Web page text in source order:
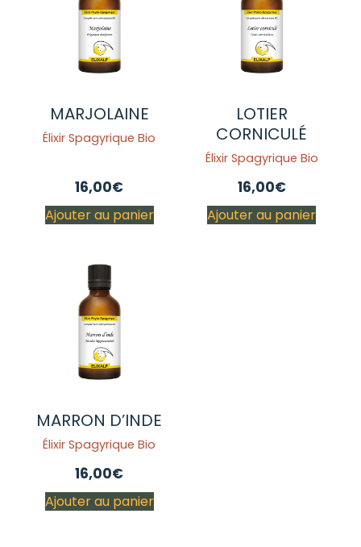
MARJOLAINE
Élixir Spagyrique Bio
16,00€
Ajouter au panier
LOTIER
CORNICULÉ
Élixir Spagyrique Bio
16,00€
Ajouter au panier
MARRON D’INDE
Élixir Spagyrique Bio
16,00€
Ajouter au panier